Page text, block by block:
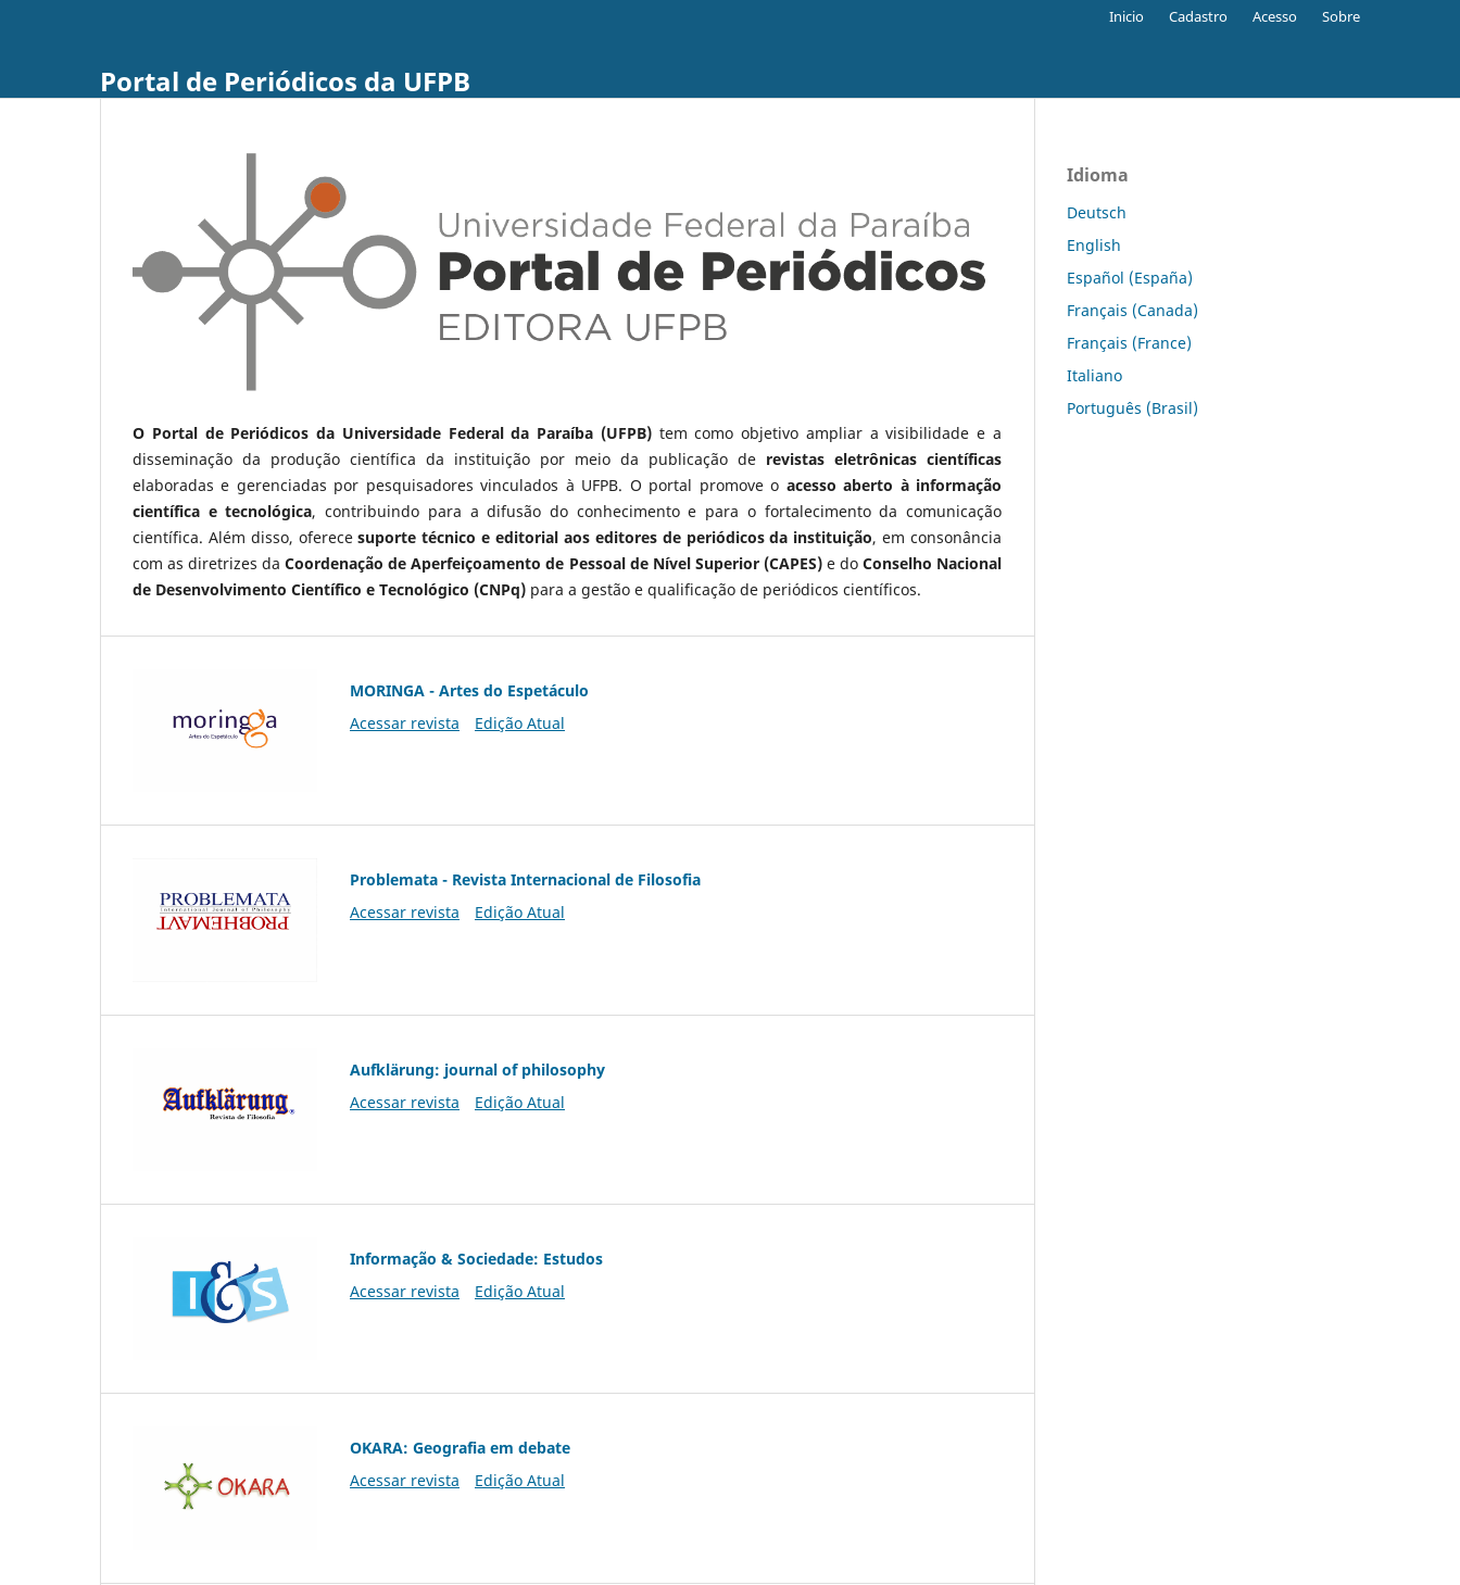
Portal de Periódicos da UFPB
Inicio Cadastro Acesso Sobre
O Portal de Periódicos da Universidade Federal da Paraíba (UFPB)tem como objetivo ampliar a visibilidade e a
disseminação da produção científica da instituição por meio da publicação de revistas eletrônicas científicas
elaboradas e gerenciadas por pesquisadores vinculados à UFPB. O portal promove o acesso aberto à informação
científica e tecnológica, contribuindo para a difusão do conhecimento e para o fortalecimento da comunicação
científica. Além disso, oferecesuporte técnico e editorial aos editores de periódicos da instituição, em consonância
com as diretrizes daCoordenação de Aperfeiçoamento de Pessoal de Nível Superior (CAPES)e do Conselho Nacional
de Desenvolvimento Científico e Tecnológico (CNPq) para a gestão e qualificação de periódicos científicos.
MORINGA - Artes do Espetáculo
Acessar revista
Edição Atual
Problemata - Revista Internacional de Filosofia
Acessar revista
Edição Atual
Aufklärung: journal of philosophy
Acessar revista
Edição Atual
Informação & Sociedade: Estudos
Acessar revista
Edição Atual
OKARA: Geografia em debate
Acessar revista
Edição Atual
Idioma
Deutsch
English
Español (España)
Français (Canada)
Français (France)
Italiano
Português (Brasil)